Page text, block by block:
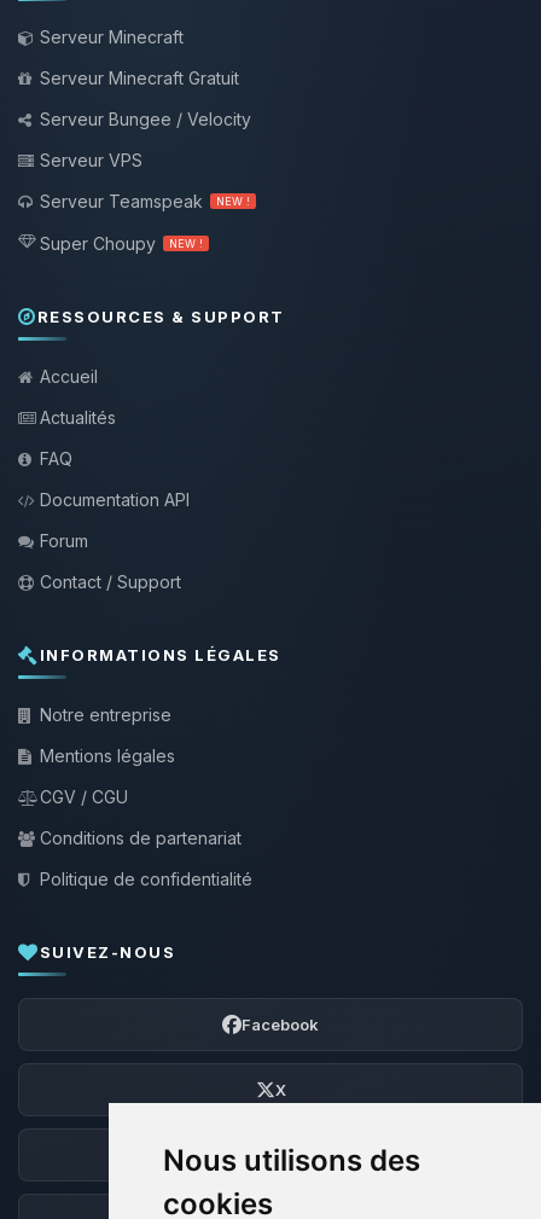
Nous utilisons des
cookies
Serveur Minecraft
Serveur Minecraft Gratuit
Serveur Bungee / Velocity
Serveur VPS
Serveur Teamspeak
NEW !
Super Choupy NEW !
RESSOURCES & SUPPORT
Accueil
Actualités
FAQ
Documentation API
Forum
Contact / Support
INFORMATIONS LÉGALES
Notre entreprise
Mentions légales
CGV / CGU
Conditions de partenariat
Politique de confidentialité
SUIVEZ-NOUS
Facebook
X
Discord